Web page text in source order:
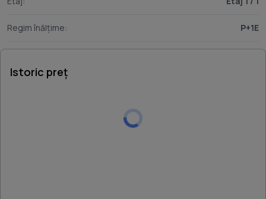
Regim înălțime: P+1E
Istoric preț